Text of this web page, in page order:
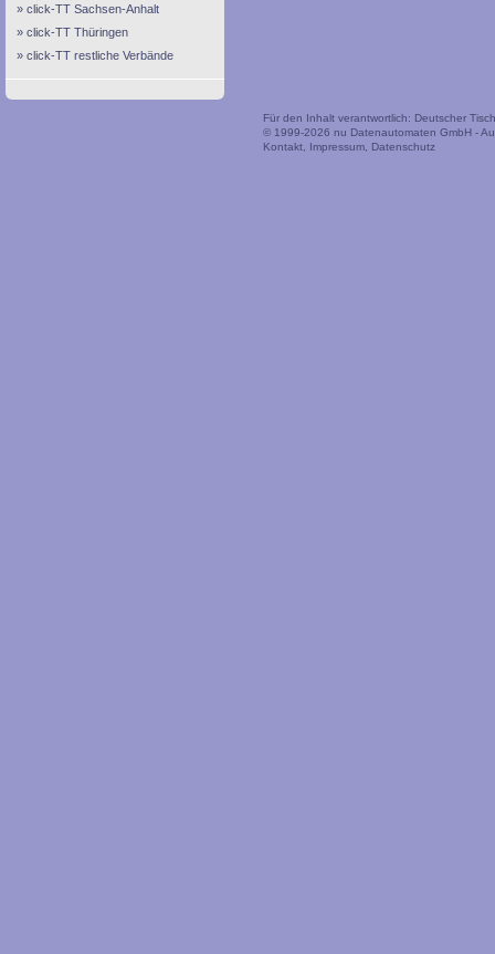
click-TT Sachsen-Anhalt
click-TT Thüringen
click-TT restliche Verbände
Für den Inhalt verantwortlich: Deutscher
© 1999-2026 nu Datenautomaten GmbH -
Kontakt
Impressum Datenschutz